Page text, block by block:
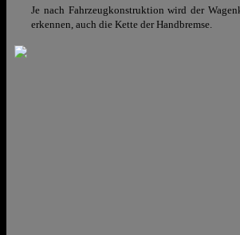
Je nach Fahrzeugkonstruktion wird der
erkennen, auch die Kette der Handbremse.